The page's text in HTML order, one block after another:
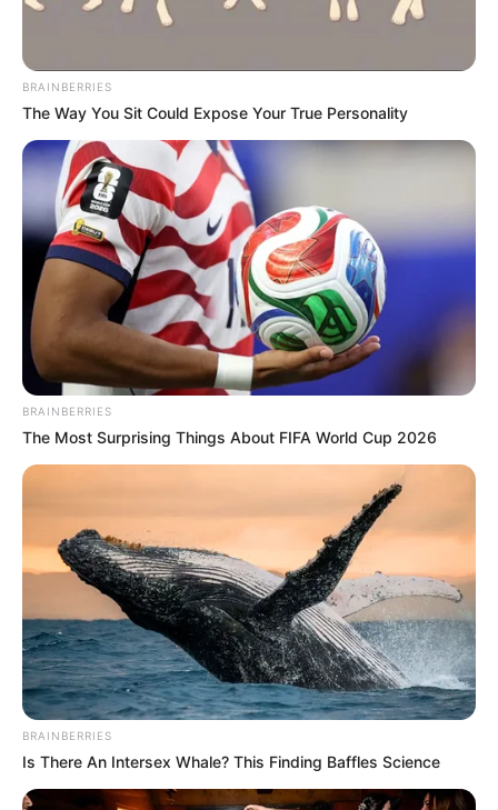
BRAINBERRIES
The Way You Sit Could Expose Your True Personality
BRAINBERRIES
The Most Surprising Things About FIFA World Cup 2026
BRAINBERRIES
Is There An Intersex Whale? This Finding Baffles Science